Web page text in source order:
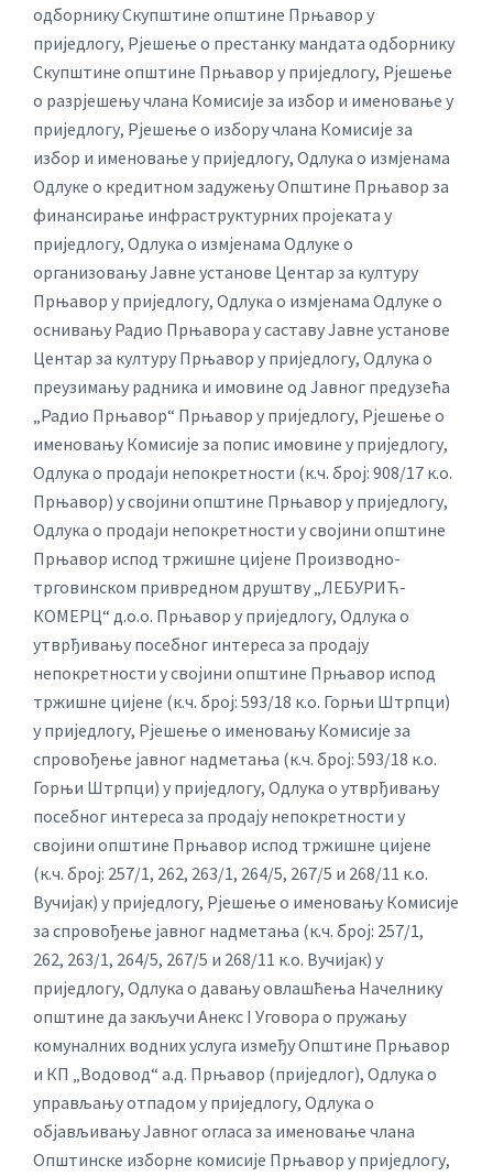
одборнику Скупштине општине Прњавор у
приједлогу, Рјешење о престанку мандата одборнику
Скупштине општине Прњавор у приједлогу, Рјешење
о разрјешењу члана Комисије за избор и именовање у
приједлогу, Рјешење о избору члана Комисије за
избор и именовање у приједлогу, Одлука о измјенама
Одлуке о кредитном задужењу Општине Прњавор за
финансирање инфраструктурних пројеката у
приједлогу, Одлука о измјенама Одлуке о
организовању Јавне установе Центар за културу
Прњавор у приједлогу, Одлука о измјенама Одлуке о
оснивању Радио Прњавора у саставу Јавне установе
Центар за културу Прњавор у приједлогу, Одлука о
преузимању радника и имовине од Јавног предузећа
„Радио Прњавор“ Прњавор у приједлогу, Рјешење о
именовању Комисије за попис имовине у приједлогу,
Одлука о продаји непокретности (к.ч. број: 908/17 к.о.
Прњавор) у својини општине Прњавор у приједлогу,
Одлука о продаји непокретности у својини општине
Прњавор испод тржишне цијене Производно-
трговинском привредном друштву „ЛЕБУРИЋ-
КОМЕРЦ“ д.о.о. Прњавор у приједлогу, Одлука о
утврђивању посебног интереса за продају
непокретности у својини општине Прњавор испод
тржишне цијене (к.ч. број: 593/18 к.о. Горњи Штрпци)
у приједлогу, Рјешење о именовању Комисије за
спровођење јавног надметања (к.ч. број: 593/18 к.о.
Горњи Штрпци) у приједлогу, Одлука о утврђивању
посебног интереса за продају непокретности у
својини општине Прњавор испод тржишне цијене
(к.ч. број: 257/1, 262, 263/1, 264/5, 267/5 и 268/11 к.о.
Вучијак) у приједлогу, Рјешење о именовању Комисије
за спровођење јавног надметања (к.ч. број: 257/1,
262, 263/1, 264/5, 267/5 и 268/11 к.о. Вучијак) у
приједлогу, Одлука о давању овлашћења Начелнику
општине да закључи Анекс I Уговора о пружању
комуналних водних услуга између Општине Прњавор
и КП „Водовод“ а.д. Прњавор (приједлог), Одлука о
управљању отпадом у приједлогу, Одлука о
објављивању Јавног огласа за именовање члана
Општинске изборне комисије Прњавор у приједлогу,